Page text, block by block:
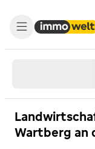
Wartberg an